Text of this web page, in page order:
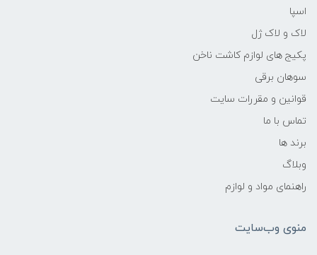
اسپا
لاک و لاک ژل
پکیج های لوازم کاشت ناخن
سوهان برقی
قوانین و مقررات سایت
تماس با ما
برند ها
وبلاگ
راهنمای مواد و لوازم
منوی وب‌سایت